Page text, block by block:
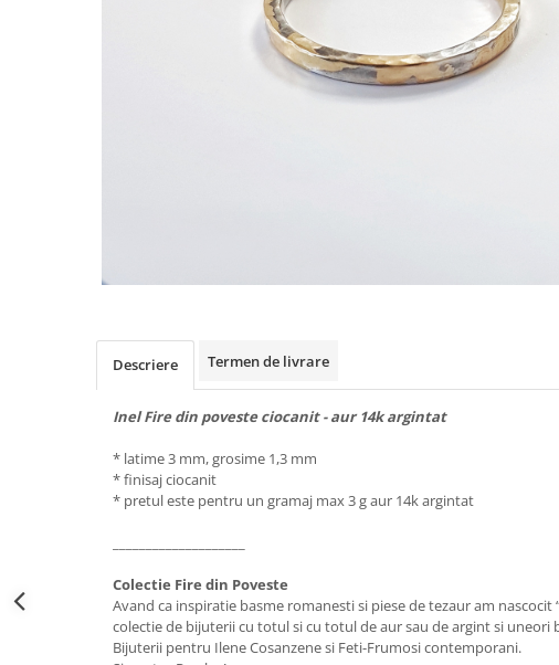
Descriere Termen de livrare
Inel Fire din poveste ciocanit - aur 14k argintat
* latime 3 mm, grosime 1,3 mm
* finisaj ciocanit
* pretul este pentru un gramaj max 3 g aur 14k argintat
Colectie Fire din Poveste
Avand ca inspiratie basme romanesti si piese de tezaur am nascocit
colectie de bijuterii cu totul si cu totul de aur sau de argint si uneori
Bijuterii pentru Ilene Cosanzene si Feti-Frumosi contemporani.